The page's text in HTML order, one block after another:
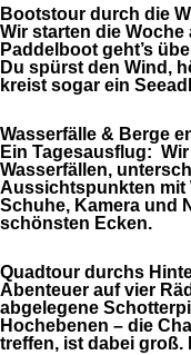
Bootstour durch die
Wir starten die Woche
Paddelboot geht’s
Du spürst den Wind,
kreist sogar ein
Wasserfälle & Berge
Ein Tagesausflug:
Wasserfällen,
Aussichtspunkten mit
Schuhe, Kamera und
schönsten Ecken.
Quadtour durchs
Abenteuer auf vier
abgelegene
Hochebenen – die
treffen, ist dabei